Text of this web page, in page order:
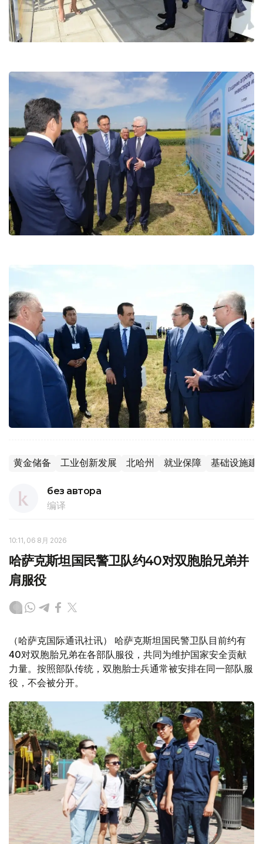
黄金储备 工业创新发展 北哈州 就业保障 基础设施建
без автора
编译
10:11, 06 8月 2026
哈萨克斯坦国民警卫队约40对双胞胎兄弟并
肩服役
（哈萨克国际通讯社讯） 哈萨克斯坦国民警卫队目前约有
40对双胞胎兄弟在各部队服役，共同为维护国家安全贡献
力量。按照部队传统，双胞胎士兵通常被安排在同一部队服
役，不会被分开。